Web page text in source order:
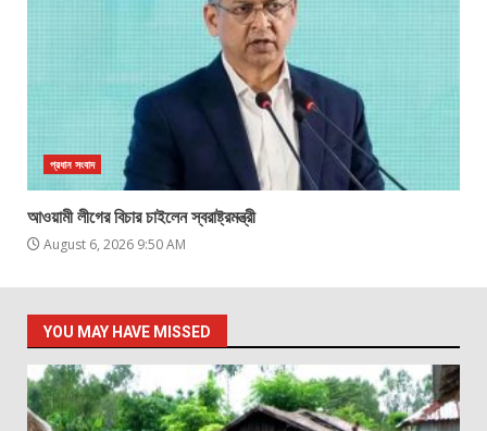
প্রধান সংবাদ
আওয়ামী লীগের বিচার চাইলেন স্বরাষ্ট্রমন্ত্রী
August 6, 2026 9:50 AM
YOU MAY HAVE MISSED